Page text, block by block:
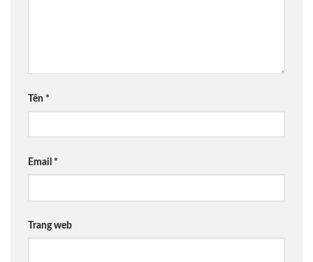
Tên *
Email *
Trang web